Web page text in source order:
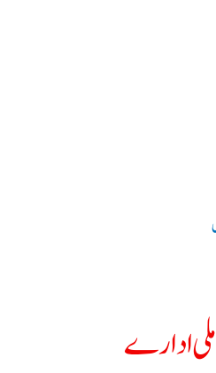
ادارے